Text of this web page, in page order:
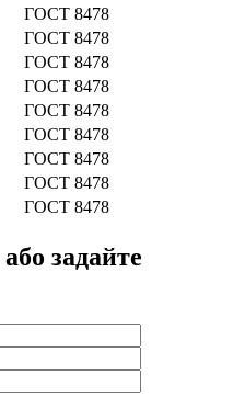
ГОСТ 8478
ГОСТ 8478
ГОСТ 8478
ГОСТ 8478
ГОСТ 8478
ГОСТ 8478
ГОСТ 8478
ГОСТ 8478
ГОСТ 8478
задайте